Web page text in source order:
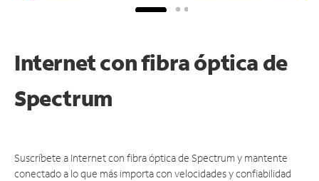
Internet con fibra óptica de
Spectrum
Suscríbete a Internet con fibra óptica de Spectrum y mantente
conectado a lo que más importa con velocidades y confiabilidad